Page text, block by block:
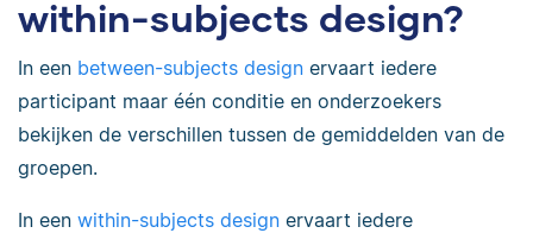
within-subjects design?
In een between-subjects design ervaart iedere
participant maar één conditie en onderzoekers
bekijken de verschillen tussen de gemiddelden van de
groepen.
In een within-subjects design ervaart iedere